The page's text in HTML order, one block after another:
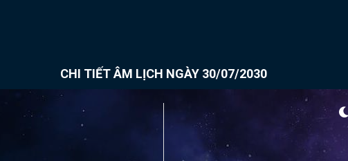
CHI TIẾT ÂM LỊCH NGÀY 30/07/2030